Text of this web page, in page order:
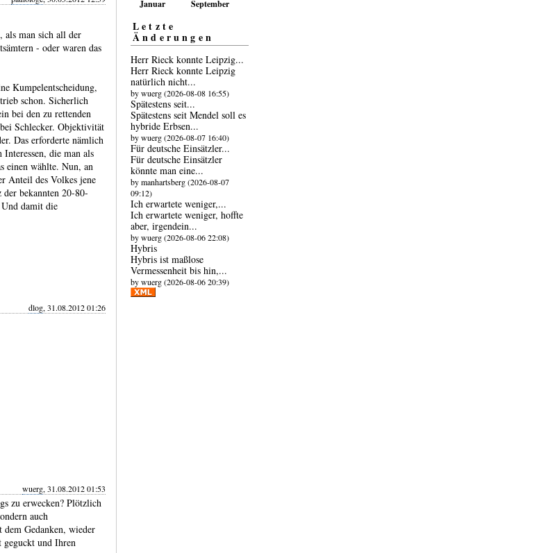
als man sich all der
- oder waren das
Kumpelentscheidung,
schon. Sicherlich
bei den zu rettenden
Schlecker. Objektivität
Das erforderte nämlich
die man als
einen wählte. Nun, an
Anteil des Volkes jene
bekannten 20-80-
damit die
dlog, 31.08.2012 01:26
wuerg, 31.08.2012 01:53
zu erwecken? Plötzlich
auch
Gedanken, wieder
geguckt und Ihren
Januar September
Letzte
Änderungen
Herr Rieck konnte Leipzig...
Herr Rieck konnte Leipzig
natür­lich nicht...
by wuerg (2026-08-08 16:55)
Spätestens seit...
Spätestens seit Mendel soll es
hybride Erbsen...
by wuerg (2026-08-07 16:40)
Für deutsche Einsätzler...
Für deutsche Einsätzler
könnte man eine...
by manhartsberg (2026-08-07
09:12)
Ich erwartete weniger,...
Ich erwartete weniger, hoffte
aber, irgend­ein...
by wuerg (2026-08-06 22:08)
Hybris
Hybris ist maßlose
Vermessen­heit bis hin,...
by wuerg (2026-08-06 20:39)